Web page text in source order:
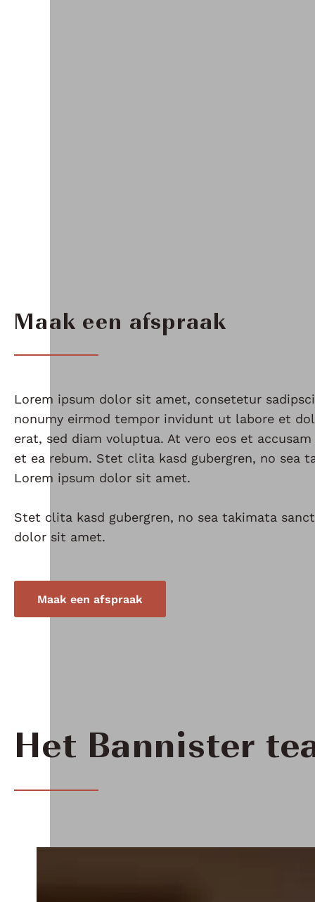
Maak een afspraak
Lorem ipsum dolor sit amet, consetetur
nonumy eirmod tempor invidunt ut labore et
erat, sed diam voluptua. At vero eos et
et ea rebum. Stet clita kasd gubergren, no sea
Lorem ipsum dolor sit amet.
Stet clita kasd gubergren, no sea takimata
dolor sit amet.
Maak een afspraak
Het Bannister